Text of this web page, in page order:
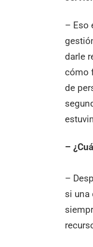
– Eso
darle
cómo
de
–
–
si una